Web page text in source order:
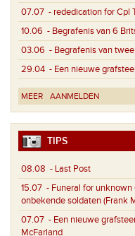
07.07 - rededication for Cpl
10.06 - Begrafenis van 6
03.06 - Begrafenis van
29.04 - Een nieuwe
MEER AANMELDEN
TIPS
08.08 - Last Post
15.07 - Funeral for
onbekende soldaten (Frank
07.07 - Een nieuwe
McFarland